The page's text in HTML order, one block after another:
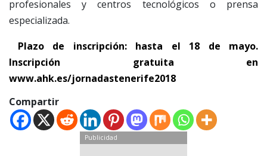
profesionales y centros tecnológicos o prensa
especializada.
Plazo de inscripción: hasta el 18 de mayo.
Inscripción gratuita en
www.ahk.es/jornadastenerife2018
Compartir
Publicidad